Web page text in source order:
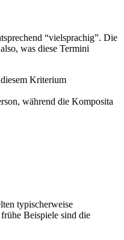
“vielsprachig”. Die
was diese Termini
Kriterium
während die Komposita
typischerweise
Beispiele sind die